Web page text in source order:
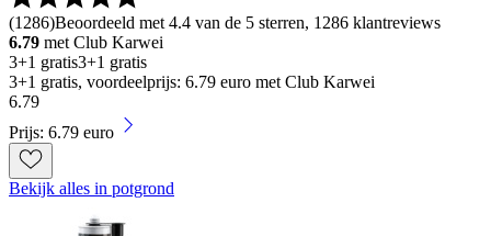
(1286)Beoordeeld met 4.4 van de 5 sterren, 1286 klantreviews
6.79 met Club Karwei
3+1 gratis3+1 gratis
3+1 gratis, voordeelprijs: 6.79 euro met Club Karwei
6.79
Prijs: 6.79 euro
Bekijk alles in potgrond